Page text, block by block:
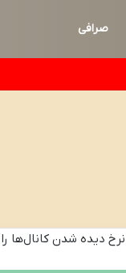
صرافی
نرخ دیده شدن کانال‌ها